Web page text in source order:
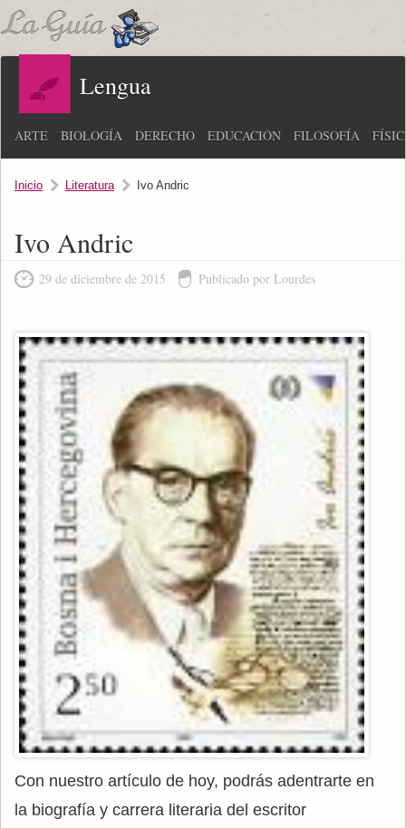
Lengua
ARTE BIOLOGÍA DERECHO EDUCACIÓN FILOSOFÍA
Inicio Literatura Ivo Andric
Ivo Andric
29 de diciembre de 2015 Publicado por Lourdes
Con nuestro artículo de hoy, podrás adentrarte en
la biografía y carrera literaria del escritor